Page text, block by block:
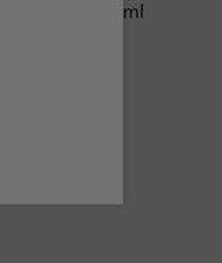
CHUG 740ml